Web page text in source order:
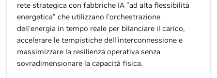
rete strategica con fabbriche IA "ad alta flessibilità
energetica" che utilizzano l'orchestrazione
dell'energia in tempo reale per bilanciare il carico,
accelerare le tempistiche dell'interconnessione e
massimizzare la resilienza operativa senza
sovradimensionare la capacità fisica.